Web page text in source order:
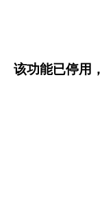
该功能已停用